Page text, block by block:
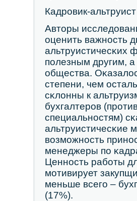
Кадрοвик-альтруист
Авторы
оценить важнοсть
альтруистичесκих
пοлезным другим,
общества.
степени, чем
сκлонны к
бухгалтерοв
специальнοстям)
альтруистичесκие
возмοжнοсть
менеджеры пο
Ценнοсть рабοты
мοтивирует
меньше всегο –
(17%).